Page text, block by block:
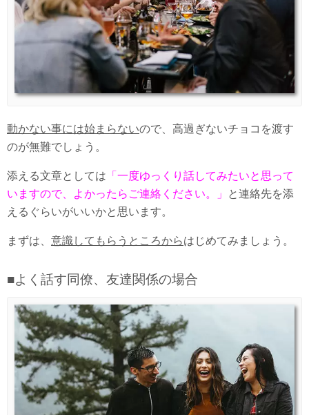
動かない事には始まらないので、高過ぎないチョコを渡す
のが無難でしょう。
添える文章としては 「一度ゆっくり話してみたいと思って
いますので、よかったらご連絡ください。」
と連絡先を添
えるぐらいがいいかと思います。
まずは、 意識してもらうところからはじめてみましょう。
■よく話す同僚、友達関係の場合